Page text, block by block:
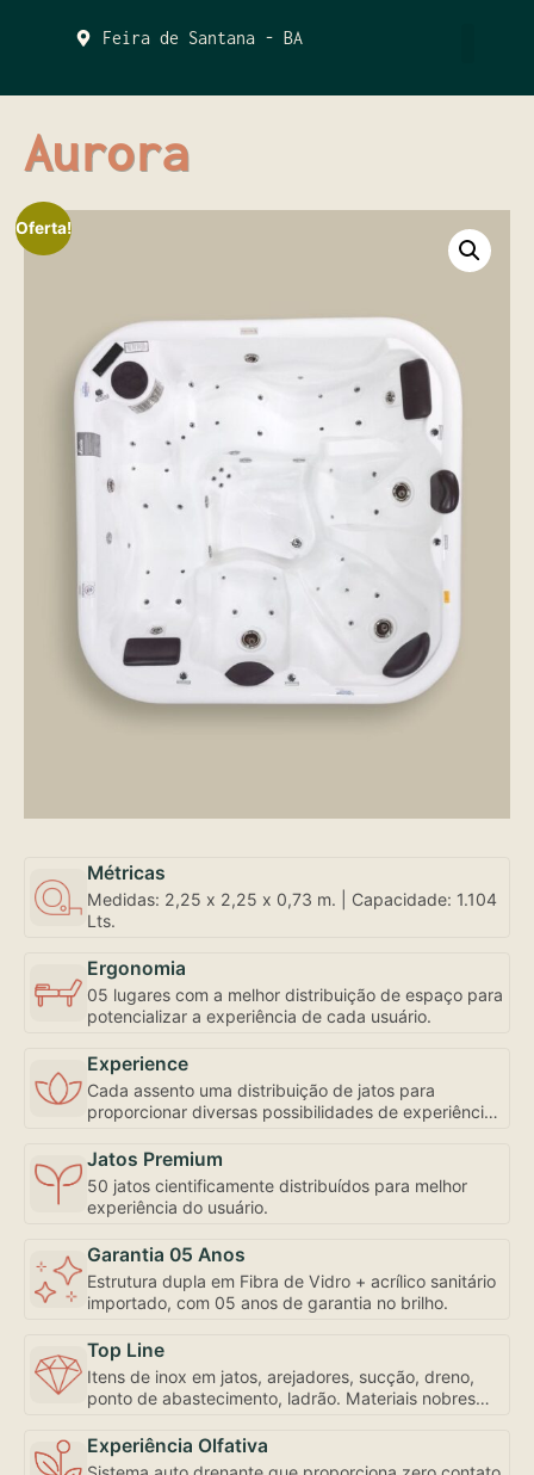
Feira de Santana - BA
Aurora
Oferta!
Métricas
Medidas: 2,25 x 2,25 x 0,73 m. | Capacidade: 1.104
Lts.
Ergonomia
05 lugares com a melhor distribuição de espaço para
potencializar a experiência de cada usuário.
Experience
Cada assento uma distribuição de jatos para
proporcionar diversas possibilidades de experiência,
individualizada, bem como a mais robusta
motobomba do mercado – uma exclusividade
Amazon Spa focada em seu bem-estar.
Jatos Premium
50 jatos cientificamente distribuídos para melhor
experiência do usuário.
Garantia 05 Anos
Estrutura dupla em Fibra de Vidro + acrílico sanitário
importado, com 05 anos de garantia no brilho.
Top Line
Itens de inox em jatos, arejadores, sucção, dreno,
ponto de abastecimento, ladrão. Materiais nobres
Experiência Olfativa